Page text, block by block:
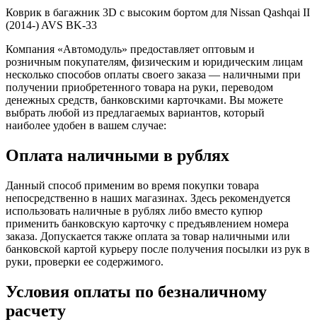
Коврик в багажник 3D с высоким бортом для Nissan Qashqai II
(2014-) AVS BK-33
Компания «Автомодуль» предоставляет оптовым и
розничным покупателям, физическим и юридическим лицам
несколько способов оплаты своего заказа — наличными при
получении приобретенного товара на руки, переводом
денежных средств, банковскими карточками. Вы можете
выбрать любой из предлагаемых вариантов, который
наиболее удобен в вашем случае:
Оплата наличными в рублях
Данный способ применим во время покупки товара
непосредственно в наших магазинах. Здесь рекомендуется
использовать наличные в рублях либо вместо купюр
применить банковскую карточку с предъявлением номера
заказа. Допускается также оплата за товар наличными или
банковской картой курьеру после получения посылки из рук в
руки, проверки ее содержимого.
Условия оплаты по безналичному
расчету